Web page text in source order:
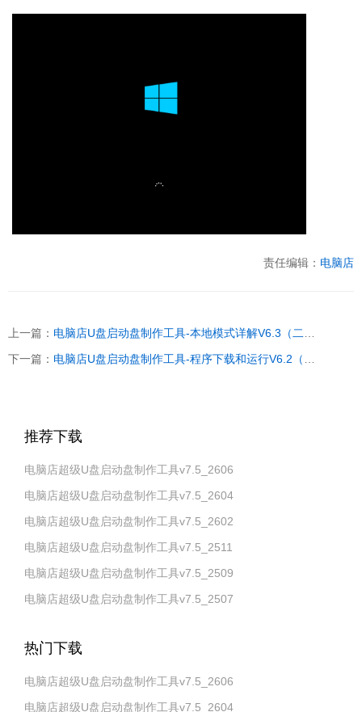
责任编辑： 电脑店
上一篇： 电脑店U盘启动盘制作工具-本地模式详解V6.3（二合一纪念版）
下一篇： 电脑店U盘启动盘制作工具-程序下载和运行V6.2（装机版）
推荐下载
电脑店超级U盘启动盘制作工具v7.5_2606
电脑店超级U盘启动盘制作工具v7.5_2604
电脑店超级U盘启动盘制作工具v7.5_2602
电脑店超级U盘启动盘制作工具v7.5_2511
电脑店超级U盘启动盘制作工具v7.5_2509
电脑店超级U盘启动盘制作工具v7.5_2507
热门下载
电脑店超级U盘启动盘制作工具v7.5_2606
电脑店超级U盘启动盘制作工具v7.5_2604